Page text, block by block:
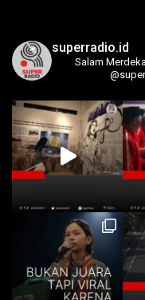
superradio.id
Salam